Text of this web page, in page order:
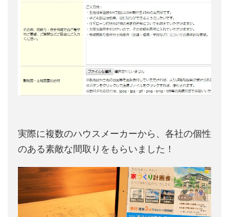
実際に複数のハウスメーカーから、各社の個性
のある素敵な間取りをもらいました！